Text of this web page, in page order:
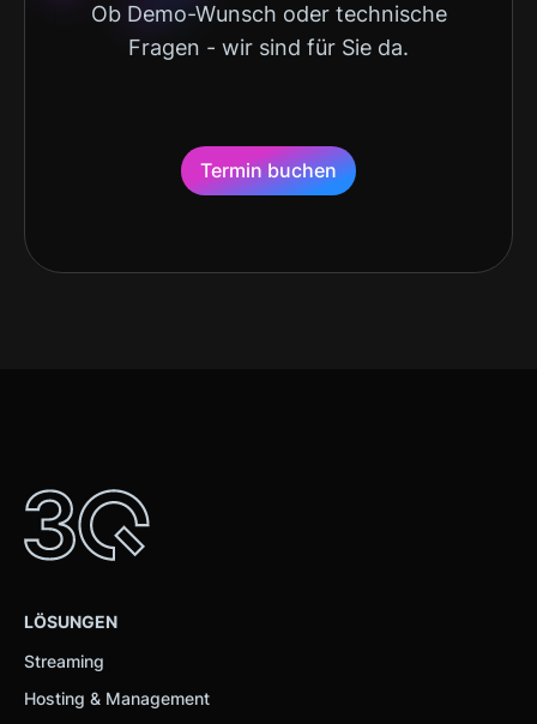
Ob Demo-Wunsch oder technische
Fragen - wir sind für Sie da.
Termin buchen
LÖSUNGEN
Streaming
Hosting & Management